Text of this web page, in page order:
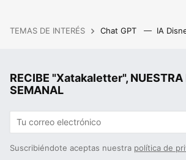
TEMAS DE INTERÉS Chat GPT IA
RECIBE "Xatakaletter", NUESTRA
SEMANAL
Suscribiéndote aceptas nuestra política de